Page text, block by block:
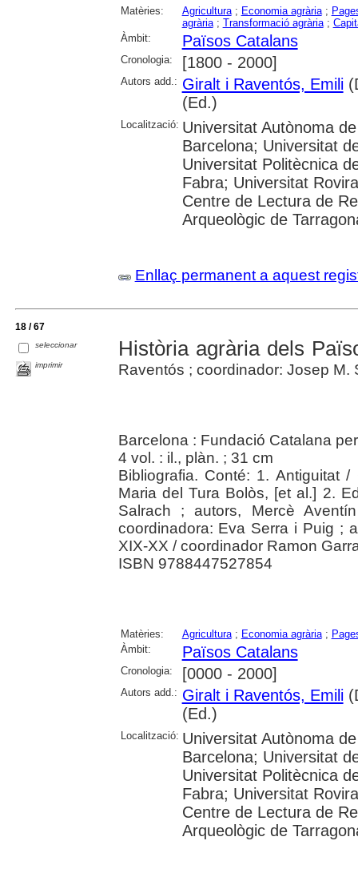
Matèries: Agricultura; Economia agrària;
agrària; Transformació agrària;
Àmbit:
Països Catalans
Cronologia: [1800 - 2000]
Autors add.: Giralt i Raventós, Emili
(Ed.)
Localització: Universitat Autònoma
Barcelona; Universitat
Universitat Politècnica
Fabra; Universitat
Centre de Lectura de
Arqueològic de
Enllaç permanent a aquest
18 / 67
seleccionar
imprimir
Història agrària dels
Raventós ; coordinador: Josep M.
Barcelona : Fundació Catalana
4 vol. : il., plàn. ; 31 cm
Bibliografia. Conté: 1. Antiguitat
Maria del Tura Bolòs, [et al.] 2.
Salrach ; autors, Mercè
coordinadora: Eva Serra i Puig ;
XIX-XX / coordinador Ramon
ISBN 9788447527854
Matèries: Agricultura; Economia agrària;
Àmbit:
Països Catalans
Cronologia: [0000 - 2000]
Autors add.: Giralt i Raventós, Emili
(Ed.)
Localització: Universitat Autònoma
Barcelona; Universitat
Universitat Politècnica
Fabra; Universitat
Centre de Lectura de
Arqueològic de